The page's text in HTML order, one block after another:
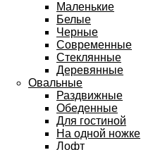
Маленькие
Белые
Черные
Современные
Стеклянные
Деревянные
Овальные
Раздвижные
Обеденные
Для гостиной
На одной ножке
Лофт